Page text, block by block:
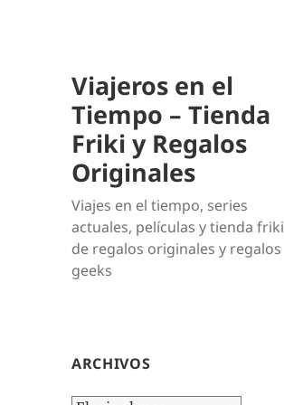
Viajeros en el
Tiempo – Tienda
Friki y Regalos
Originales
Viajes en el tiempo, series
actuales, películas y tienda friki
de regalos originales y regalos
geeks
ARCHIVOS